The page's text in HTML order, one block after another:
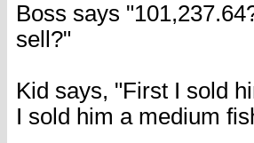
Boss says
sell?"
Kid says, "First I sold
I sold him a medium